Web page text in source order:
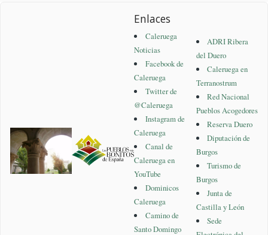
Enlaces
Caleruega
Noticias
Facebook de
Caleruega
Twitter de
@Caleruega
Instagram de
Caleruega
Canal de
Caleruega en
YouTube
Dominicos
Caleruega
Camino de
Santo Domingo
ADRI Ribera
del Duero
Caleruega en
Terranostrum
Red Nacional
Pueblos Acogedores
Reserva Duero
Diputación de
Burgos
Turismo de
Burgos
Junta de
Castilla y León
Sede